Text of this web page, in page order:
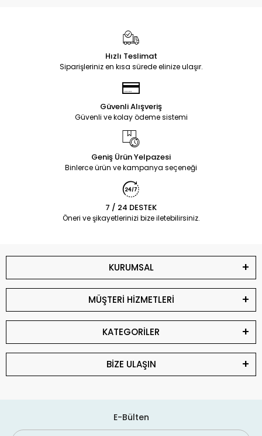
Hızlı Teslimat
Siparişleriniz en kısa sürede elinize ulaşır.
Güvenli Alışveriş
Güvenli ve kolay ödeme sistemi
Geniş Ürün Yelpazesi
Binlerce ürün ve kampanya seçeneği
7 / 24 DESTEK
Öneri ve şikayetlerinizi bize iletebilirsiniz.
KURUMSAL
MÜŞTERİ HİZMETLERİ
KATEGORİLER
BİZE ULAŞIN
E-Bülten